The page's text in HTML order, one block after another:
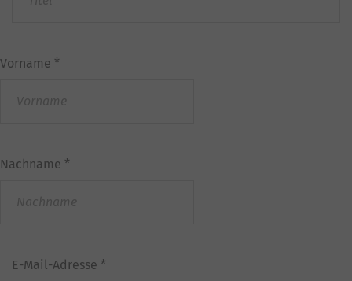
Vorname *
Nachname *
E-Mail-Adresse *